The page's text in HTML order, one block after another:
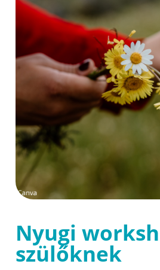
Nyugi
szülőknek